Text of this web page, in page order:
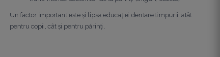
Un factor important este și lipsa educației dentare timpurii, atât
pentru copii, cât și pentru părinți.